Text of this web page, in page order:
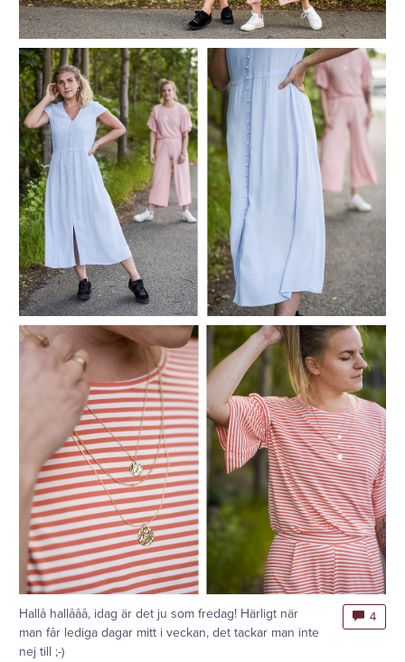
Hallå hallååå, idag är det ju som fredag! Härligt när
man får lediga dagar mitt i veckan, det tackar man inte
nej till ;-)
4